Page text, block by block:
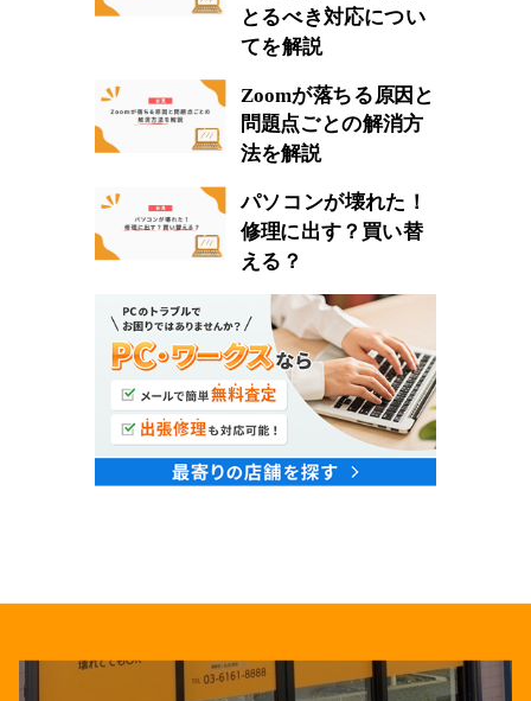
とるべき対応につい
てを解説
Zoomが落ちる原因と
問題点ごとの解消方
法を解説
パソコンが壊れた！
修理に出す？買い替
える？